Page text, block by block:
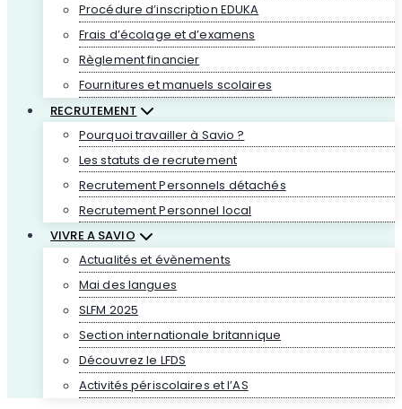
Procédure d’inscription EDUKA
Frais d’écolage et d’examens
Règlement financier
Fournitures et manuels scolaires
RECRUTEMENT
Pourquoi travailler à Savio ?
Les statuts de recrutement
Recrutement Personnels détachés
Recrutement Personnel local
VIVRE A SAVIO
Actualités et évènements
Mai des langues
SLFM 2025
Section internationale britannique
Découvrez le LFDS
Activités périscolaires et l’AS